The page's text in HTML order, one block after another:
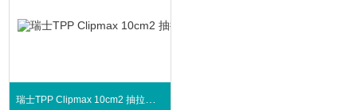
瑞士TPP Clipmax 10cm2 抽拉式培養(yǎng)瓶